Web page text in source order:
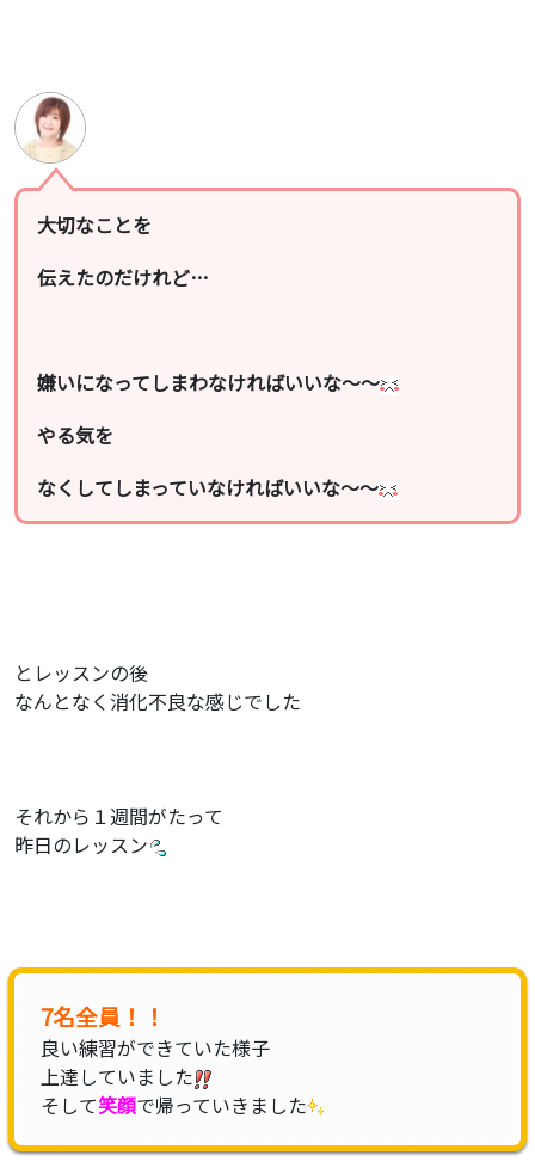
大切なことを
伝えたのだけれど…
嫌いになってしまわなければいいな〜〜
やる気を
なくしてしまっていなければいいな〜〜
とレッスンの後
なんとなく消化不良な感じでした
それから１週間がたって
昨日のレッスン
7名全員！！
良い練習ができていた様子
上達していました
そして笑顔で帰っていきました